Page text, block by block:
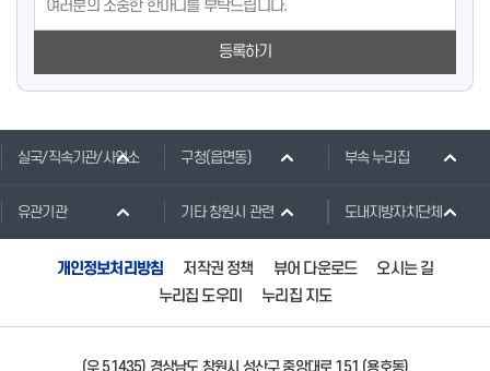
등록하기
실국/직속기관/사업소 구청(읍면동) 부속 누리집
유관기관 기타 창원시 관련 도내지방자치단체
개인정보처리방침 저작권 정책 뷰어 다운로드
오시는 길
누리집 도우미
누리집 지도
(우 51435) 경상남도 창원시 성산구 중앙대로 151 (용호동)